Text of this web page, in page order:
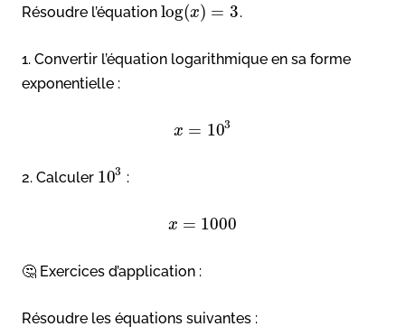
Résoudre l’équation log(x) = 3.
1. Convertir l’équation logarithmique en sa forme
exponentielle :
x = 103
2. Calculer 103 :
x = 1000
🤔 Exercices d’application :
Résoudre les équations suivantes :